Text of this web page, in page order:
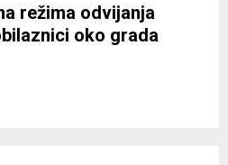
režima odvijanja
oko grada